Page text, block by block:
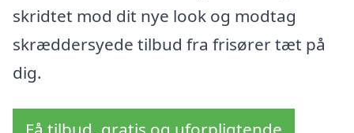
skridtet mod dit nye look og modtag
skræddersyede tilbud fra frisører tæt på
dig.